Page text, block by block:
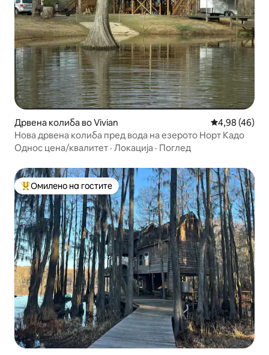
Дрвена колиба во Vivian Просечна
4,98 (46)
Нова дрвена колиба пред вода на езерото Норт Кадо
Однос цена/квалитет · Локација · Поглед
Меѓу најуспешните „Омилени на гостите“
Омилено на гостите